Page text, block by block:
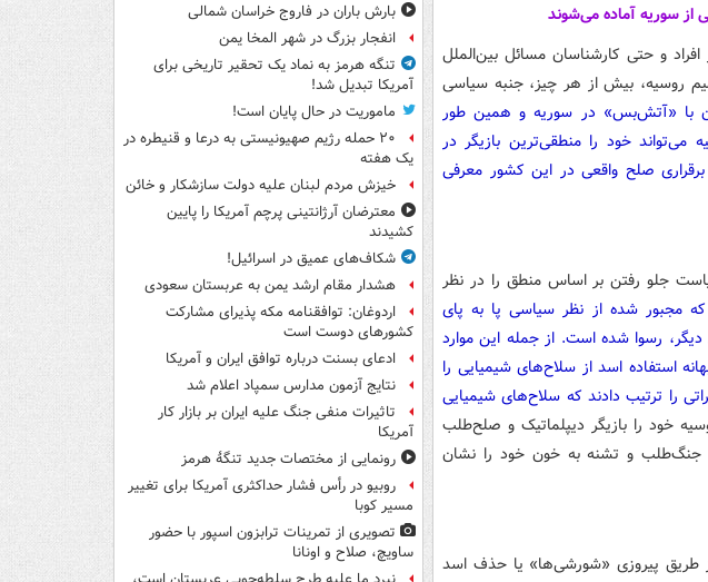
سوریه آماده می‌شوند
و حتی کارشناسان مسائل بین‌الملل
روسیه، بیش از هر چیز، جنبه سیاسی
با «آتش‌بس» در سوریه و همین طور
خود را منطقی‌ترین بازیگر در
صلح واقعی در این کشور معرفی
جلو رفتن بر اساس منطق را در نظر
که مجبور شده از نظر سیاسی پا به پای
رسوا شده است. از جمله این موارد
استفاده اسد از سلاح‌های شیمیایی را
را ترتیب دادند که سلاح‌های شیمیایی
خود را بازیگر دیپلماتیک و صلح‌طلب
جنگ‌طلب و تشنه به خون خود را نشان
از طریق پیروزی «شورشی‌ها» یا حذف اسد
بارش باران در فاروج خراسان شمالی
انفجار بزرگ در شهر المخا یمن
تنگه هرمز به نماد یک تحقیر تاریخی برای
آمریکا تبدیل شد!
ماموریت در حال پایان است!
۲۰ حمله رژیم صهیونیستی به درعا و قنیطره در
یک هفته
خیزش مردم لبنان علیه دولت سازشکار و خائن
معترضان آرژانتینی پرچم آمریکا را پایین
کشیدند
شکاف‌های عمیق در اسرائیل!
هشدار مقام ارشد یمن به عربستان سعودی
اردوغان: توافقنامه مکه پذیرای مشارکت
کشورهای دوست است
ادعای بسنت درباره توافق ایران و آمریکا
نتایج آزمون مدارس سمپاد اعلام شد
تاثیرات منفی جنگ علیه ایران بر بازار کار
آمریکا
رونمایی از مختصات جدید تنگۀ هرمز
روبیو در رأس فشار حداکثری آمریکا برای تغییر
مسیر کوبا
تصویری از تمرینات ترابزون اسپور با حضور
ساویچ، صلاح و اونانا